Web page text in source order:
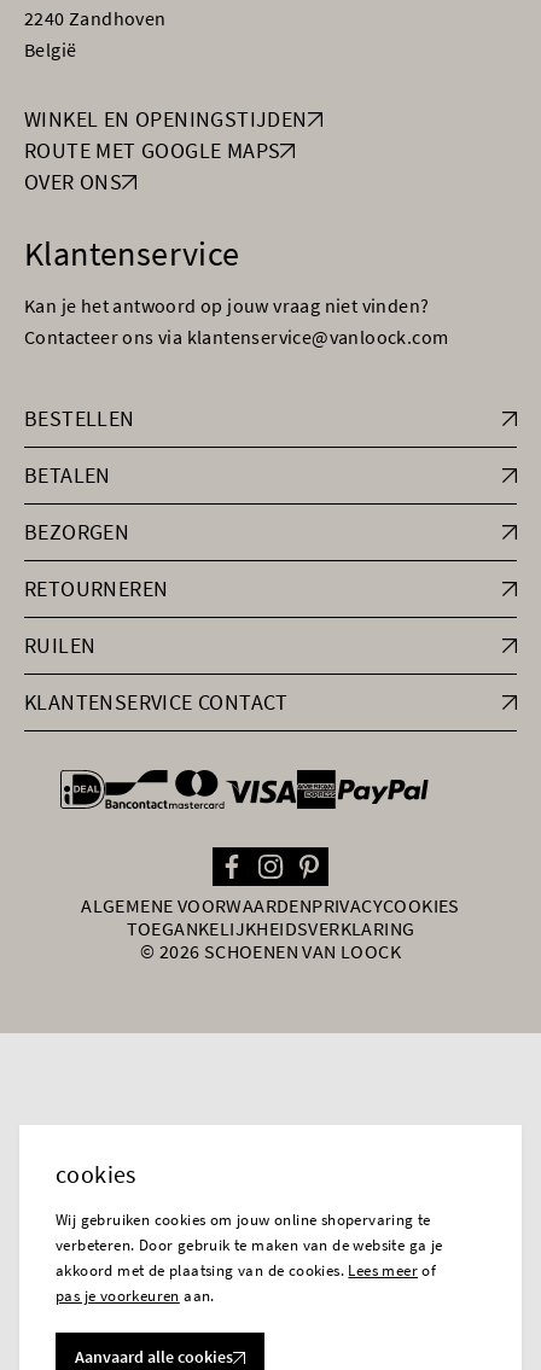
2240 Zandhoven
België
WINKEL EN OPENINGSTIJDEN
ROUTE MET GOOGLE MAPS
OVER ONS
Klantenservice
Kan je het antwoord op jouw vraag niet vinden?
Contacteer ons via klantenservice@vanloock.com
BESTELLEN
BETALEN
BEZORGEN
RETOURNEREN
RUILEN
KLANTENSERVICE CONTACT
general.paymentOptions
ALGEMENE VOORWAARDENPRIVACYCOOKIES
TOEGANKELIJKHEIDSVERKLARING
© 2026 SCHOENEN VAN LOOCK
cookies
Wij gebruiken cookies om jouw online shopervaring te
verbeteren. Door gebruik te maken van de website ga je
akkoord met de plaatsing van de cookies. Lees meerof
pas je voorkeuren aan.
Aanvaard alle cookies